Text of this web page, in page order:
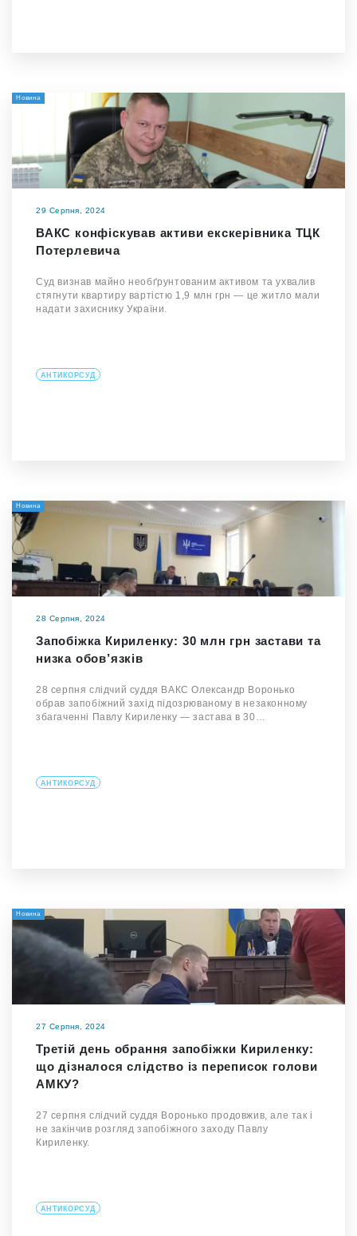
Новина
29 Серпня, 2024
ВАКС конфіскував активи екскерівника ТЦК
Потерлевича
Суд визнав майно необґрунтованим активом та ухвалив
стягнути квартиру вартістю 1,9 млн грн — це житло мали
надати захиснику України.
АНТИКОРСУД
Новина
28 Серпня, 2024
Запобіжка Кириленку: 30 млн грн застави та
низка обов’язків
28 серпня слідчий суддя ВАКС Олександр Воронько
обрав запобіжний захід підозрюваному в незаконному
збагаченні Павлу Кириленку — застава в 30…
АНТИКОРСУД
Новина
27 Серпня, 2024
Третій день обрання запобіжки Кириленку:
що дізналося слідство із переписок голови
АМКУ?
27 серпня слідчий суддя Воронько продовжив, але так і
не закінчив розгляд запобіжного заходу Павлу
Кириленку.
АНТИКОРСУД